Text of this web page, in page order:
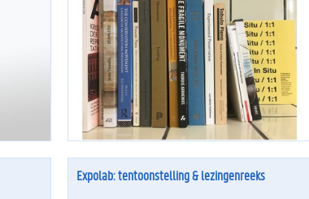
Expolab: tentoonstelling & lezingenreeks